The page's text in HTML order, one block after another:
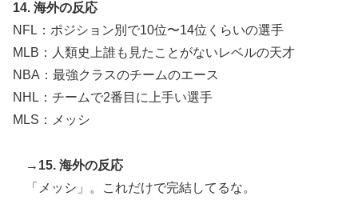
14. 海外の反応
NFL：ポジション別で10位〜14位くらいの選手
MLB：人類史上誰も見たことがないレベルの天才
NBA：最強クラスのチームのエース
NHL：チームで2番目に上手い選手
MLS：メッシ
→15. 海外の反応
「メッシ」。これだけで完結してるな。